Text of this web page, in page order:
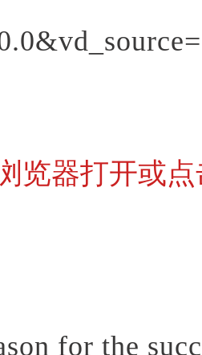
览器打开或
for the